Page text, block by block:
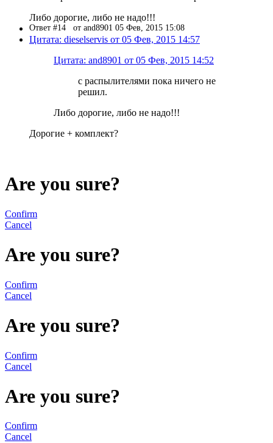
Либо дорогие, либо не надо!!!
Ответ #14 от and8901 05 Фев, 2015 15:08
Цитата: dieselservis от 05 Фев, 2015 14:57
Цитата: and8901 от 05 Фев, 2015 14:52
с распылителями пока ничего не
решил.
Либо дорогие, либо не надо!!!
Дорогие + комплект?
Are you sure?
Confirm
Cancel
Are you sure?
Confirm
Cancel
Are you sure?
Confirm
Cancel
Are you sure?
Confirm
Cancel